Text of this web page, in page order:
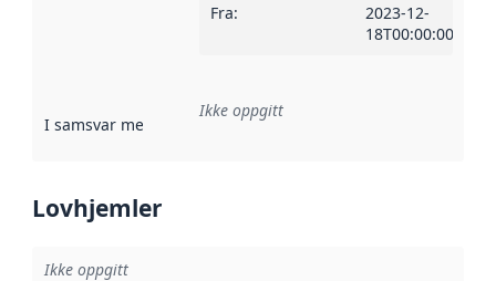
Fra:
2023-12-
18T00:00:00Z
I samsvar med Referanse til en implementasjonsregel
Ikke oppgitt
Lovhjemler
Ikke oppgitt